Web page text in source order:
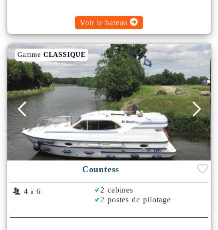
Voir le bateau
Gamme CLASSIQUE
Countess
4 à 6
2 cabines
2 postes de pilotage